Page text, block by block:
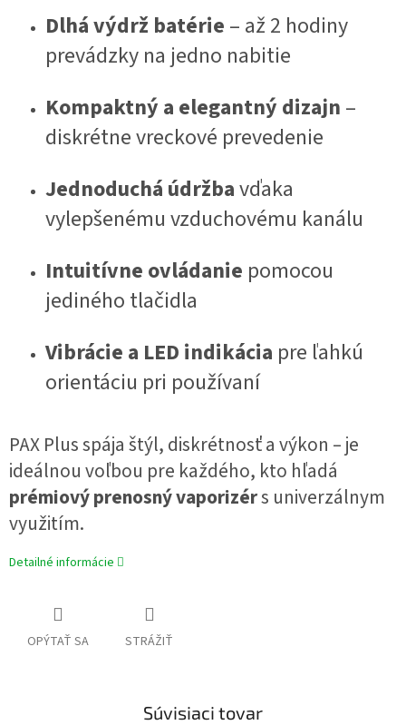
Dlhá výdrž batérie – až 2 hodiny
prevádzky na jedno nabitie
Kompaktný a elegantný dizajn –
diskrétne vreckové prevedenie
Jednoduchá údržbavďaka
vylepšenému vzduchovému kanálu
Intuitívne ovládanie pomocou
jediného tlačidla
Vibrácie a LED indikácia pre ľahkú
orientáciu pri používaní
PAX Plus spája štýl, diskrétnosť a výkon – je
ideálnou voľbou pre každého, kto hľadá
prémiový prenosný vaporizérs univerzálnym
využitím.
Detailné informácie
OPÝTAŤ SA STRÁŽIŤ
Súvisiaci tovar